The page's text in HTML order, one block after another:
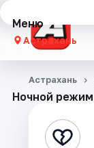
Меню
Астрахань
Концерты
Стендап
Ночной режим
Астрахань